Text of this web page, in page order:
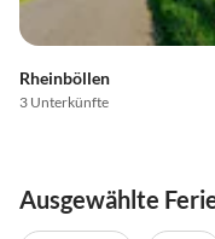
Rheinböllen
3 Unterkünfte
Ausgewählte